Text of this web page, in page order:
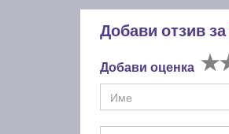
Добави отзив за
Добави оценка